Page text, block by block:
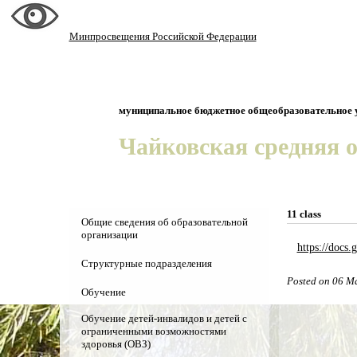
Минпросвещения Российской Федерации
муниципальное бюджетное общеобразовательное
Чайковская средняя
Общие сведения об образовательной
организации
Основные сведения
Образование
Структурные подразделения
Детсад "Колосок"
ШСК "Юность"
Обучение
Уроки
Олимпиады
Обучение детей-инвалидов и детей с
ограниченными возможностями
здоровья (ОВЗ)
11 class
https://
Posted on 06